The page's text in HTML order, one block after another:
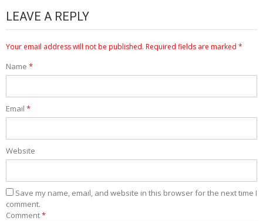
LEAVE A REPLY
Your email address will not be published. Required fields are marked *
Name *
Email *
Website
Save my name, email, and website in this browser for the next time I
comment.
Comment*